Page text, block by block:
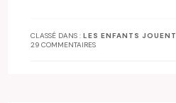
CLASSÉ DANS :LES ENFANTS JOUENT
29 COMMENTAIRES